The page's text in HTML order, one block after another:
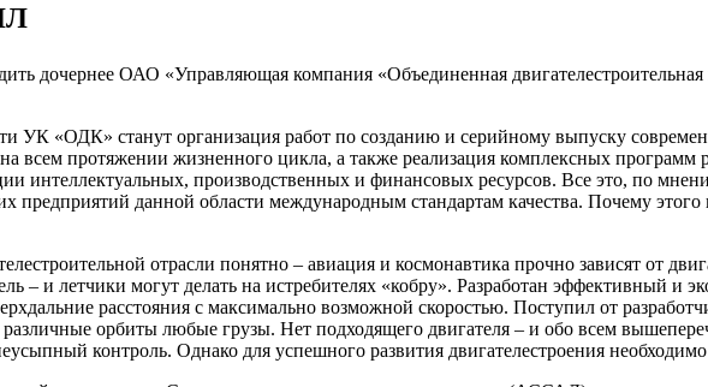
дочернее ОАО «Управляющая компания «Объединенная
УК «ОДК» станут организация работ по созданию и серийному выпуску
всем протяжении жизненного цикла, а также реализация комплексных программ
интеллектуальных, производственных и финансовых ресурсов. Все это, по
предприятий данной области международным стандартам качества. Почему этого
отрасли понятно – авиация и космонавтика прочно зависят от
– и летчики могут делать на истребителях «кобру». Разработан эффективный и
расстояния с максимально возможной скоростью. Поступил от
орбиты любые грузы. Нет подходящего двигателя – и обо всем
контроль. Однако для успешного развития двигателестроения